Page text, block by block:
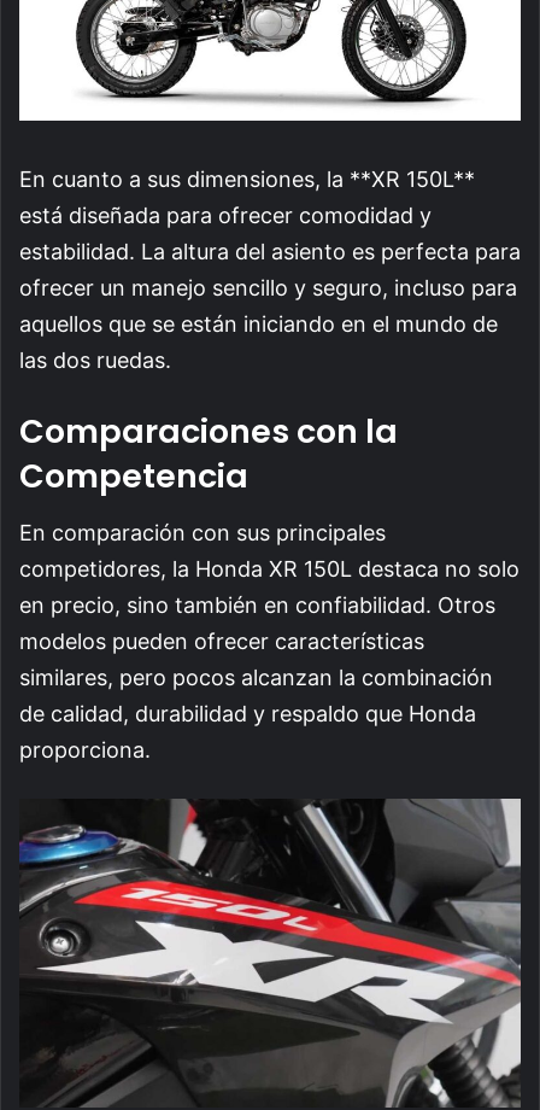
En cuanto a sus dimensiones, la **XR 150L**
está diseñada para ofrecer comodidad y
estabilidad. La altura del asiento es perfecta para
ofrecer un manejo sencillo y seguro, incluso para
aquellos que se están iniciando en el mundo de
las dos ruedas.
Comparaciones con la
Competencia
En comparación con sus principales
competidores, la Honda XR 150L destaca no solo
en precio, sino también en confiabilidad. Otros
modelos pueden ofrecer características
similares, pero pocos alcanzan la combinación
de calidad, durabilidad y respaldo que Honda
proporciona.